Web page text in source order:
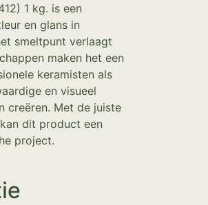
1 kg. is een
en glans in
smeltpunt verlaagt
maken het een
keramisten als
en visueel
creëren. Met de juiste
dit product een
project.